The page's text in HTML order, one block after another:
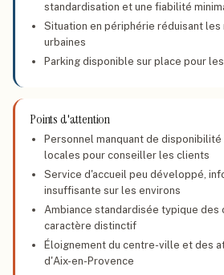
standardisation et une fiabilité
Situation en périphérie réduisant les
urbaines
Parking disponible sur place pour
Points d'attention
Personnel manquant de
locales pour conseiller les clients
Service d'accueil peu développé,
insuffisante sur les environs
Ambiance standardisée typique des
caractère distinctif
Éloignement du centre-ville et des
d'Aix-en-Provence